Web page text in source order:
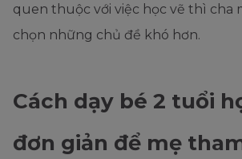
quen thuộc với việc học vẽ thì cha
chọn những chủ đề khó hơn.
Cách dạy bé 2 tuổi
đơn giản để mẹ